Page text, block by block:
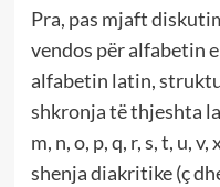
Pra, pas mjaft
vendos për alfabetin
alfabetin latin,
shkronja të thjeshta
m, n, o, p, q, r, s, t, u,
shenja diakritike (ç